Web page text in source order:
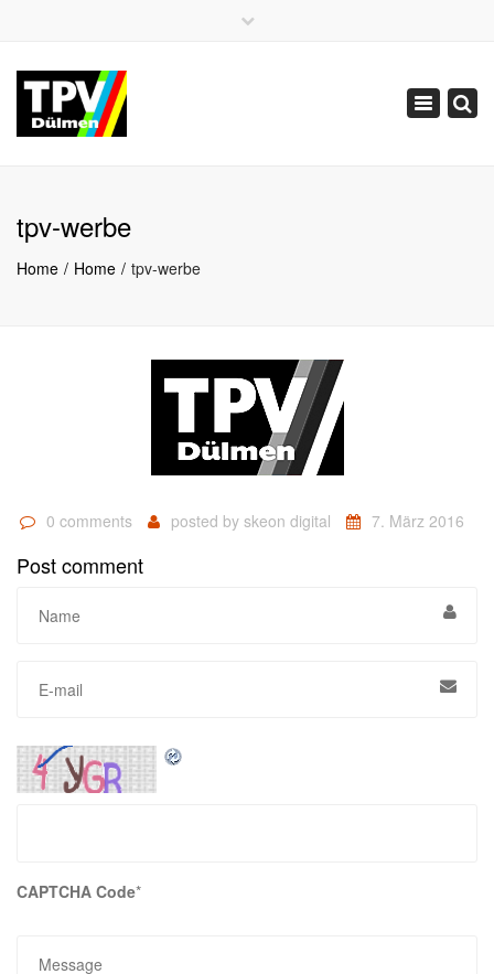
02594 5519
Toggle
tpv-werbe
Home Home tpv-werbe
0 comments posted by skeon digital 7. März 2016
Post comment
CAPTCHA Code*